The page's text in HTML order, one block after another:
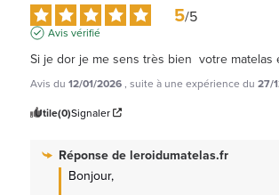
5/5
Avis vérifié
Si je dor je me sens très bien  votre matelas
Avis du 12/01/2026, suite à une expérience du 27/
Utile(0)Signaler
Réponse de leroidumatelas.fr
Bonjour,